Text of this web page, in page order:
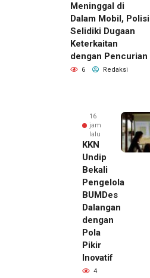
Meninggal di
Dalam Mobil, Polisi
Selidiki Dugaan
Keterkaitan
dengan Pencurian
6 Redaksi
16
jam
lalu
KKN
Undip
Bekali
Pengelola
BUMDes
Dalangan
dengan
Pola
Pikir
Inovatif
4